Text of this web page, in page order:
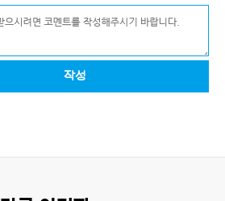
작성